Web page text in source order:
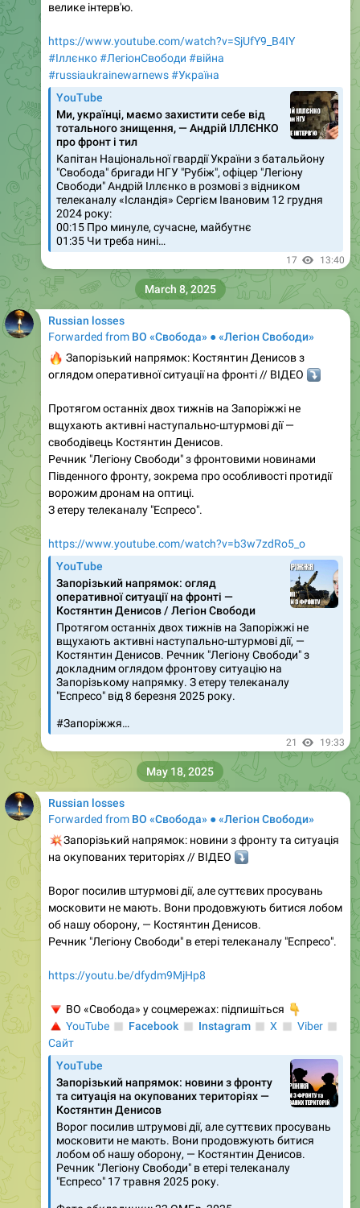
велике інтерв'ю.
https://www.youtube.com/watch?v=SjUfY9_B4IY
#Іллєнко#ЛегіонСвободи #війна
#russiaukrainewarnews#Україна
YouTube
Ми, українці, маємо захистити себе від
тотального знищення, — Андрій ІЛЛЄНКО
про фронт і тил
Капітан Національної гвардії України з батальйону
"Свобода" бригади НГУ "Рубіж", офіцер "Легіону
Свободи" Андрій Іллєнко в розмові з відником
телеканалу «Ісландія» Сергієм Івановим 12 грудня
2024 року:
00:15 Про минуле, сучасне, майбутнє
01:35 Чи треба нині…
17 13:40
Russian losses
Forwarded from ВО «Свобода» ● «Легіон Свободи»
Запорізький напрямок: Костянтин Денисов з
оглядом оперативної ситуації на фронті // ВІДЕО
⤵️
Протягом останніх двох тижнів на Запоріжжі не
вщухають активні наступально-штурмові дії —
свободівець Костянтин Денисов.
Речник "Легіону Свободи" з фронтовими новинами
Південного фронту, зокрема про особливості протидії
ворожим дронам на оптиці.
З етеру телеканалу "Еспресо".
https://www.youtube.com/watch?v=b3w7zdRo5_o
YouTube
Запорізький напрямок: огляд
оперативної ситуації на фронті —
Костянтин Денисов / Легіон Свободи
Протягом останніх двох тижнів на Запоріжжі не
вщухають активні наступально-штурмові дії, —
Костянтин Денисов. Речник "Легіону Свободи" з
докладним оглядом фронтову ситуацію на
Запорізькому напрямку. З етеру телеканалу
"Еспресо" від 8 березня 2025 року.
#Запоріжжя…
21 19:33
March 8, 2025
Russian losses
Forwarded from ВО «Свобода» ● «Легіон Свободи»
Запорізький напрямок: новини з фронту та ситуація
на окупованих територіях // ВІДЕО
⤵️
Ворог посилив штурмові дії, але суттєвих просувань
московити не мають. Вони продовжують битися лобом
об нашу оборону, — Костянтин Денисов.
Речник "Легіону Свободи" в етері телеканалу "Еспресо".
https://youtu.be/dfydm9MjHp8
ВО «Свобода» у соцмережах: підпишіться
👇
YouTube Facebook
◽️Instagram
◽️
Х
◽️Viber
◽️
Сайт
YouTube
Запорізький напрямок: новини з фронту
та ситуація на окупованих територіях —
Костянтин Денисов
Ворог посилив штрумові дії, але суттєвих просувань
московити не мають. Вони продовжують битися
лобом об нашу оборону, — Костянтин Денисов.
Речник "Легіону Свободи" в етері телеканалу
"Еспресо" 17 травня 2025 року.
May 18, 2025